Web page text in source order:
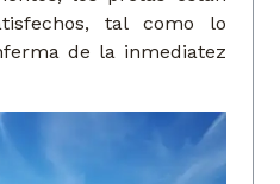
tal como lo
de la inmediatez